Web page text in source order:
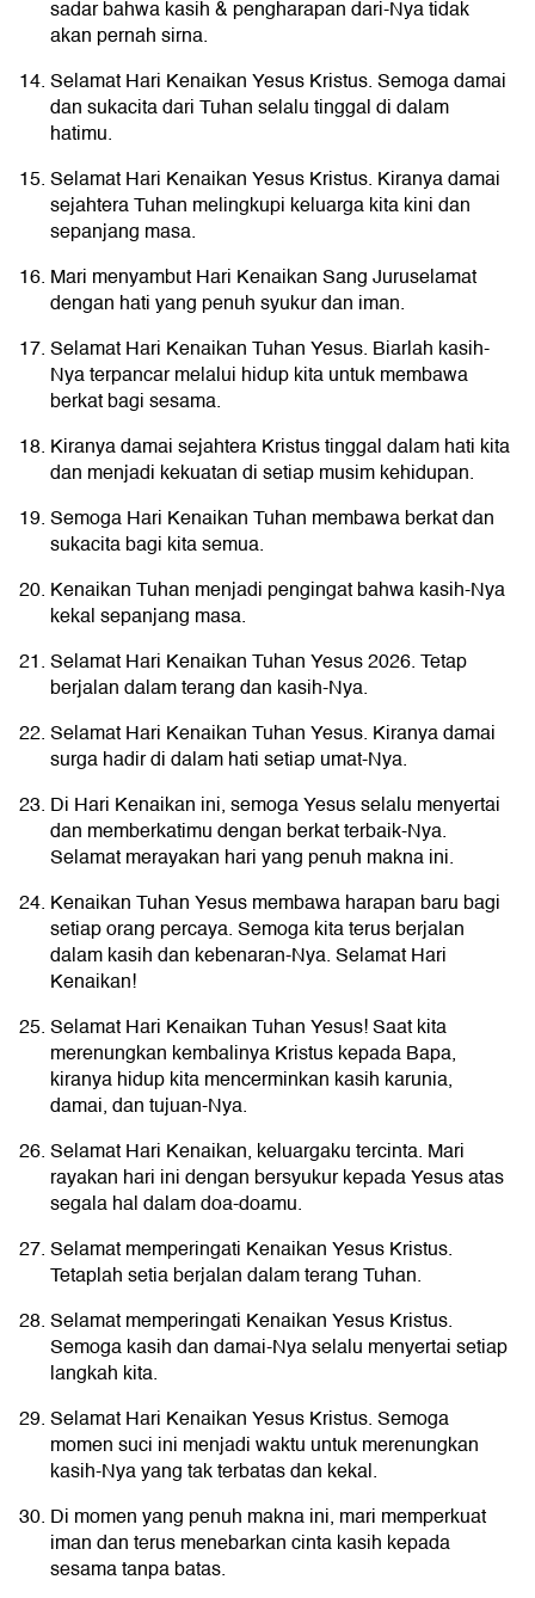
sadar bahwa kasih & pengharapan dari-Nya tidak
akan pernah sirna.
Selamat Hari Kenaikan Yesus Kristus. Semoga damai
dan sukacita dari Tuhan selalu tinggal di dalam
hatimu.
Selamat Hari Kenaikan Yesus Kristus. Kiranya damai
sejahtera Tuhan melingkupi keluarga kita kini dan
sepanjang masa.
Mari menyambut Hari Kenaikan Sang Juruselamat
dengan hati yang penuh syukur dan iman.
Selamat Hari Kenaikan Tuhan Yesus. Biarlah kasih-
Nya terpancar melalui hidup kita untuk membawa
berkat bagi sesama.
Kiranya damai sejahtera Kristus tinggal dalam hati kita
dan menjadi kekuatan di setiap musim kehidupan.
Semoga Hari Kenaikan Tuhan membawa berkat dan
sukacita bagi kita semua.
Kenaikan Tuhan menjadi pengingat bahwa kasih-Nya
kekal sepanjang masa.
Selamat Hari Kenaikan Tuhan Yesus 2026. Tetap
berjalan dalam terang dan kasih-Nya.
Selamat Hari Kenaikan Tuhan Yesus. Kiranya damai
surga hadir di dalam hati setiap umat-Nya.
Di Hari Kenaikan ini, semoga Yesus selalu menyertai
dan memberkatimu dengan berkat terbaik-Nya.
Selamat merayakan hari yang penuh makna ini.
Kenaikan Tuhan Yesus membawa harapan baru bagi
setiap orang percaya. Semoga kita terus berjalan
dalam kasih dan kebenaran-Nya. Selamat Hari
Kenaikan!
Selamat Hari Kenaikan Tuhan Yesus! Saat kita
merenungkan kembalinya Kristus kepada Bapa,
kiranya hidup kita mencerminkan kasih karunia,
damai, dan tujuan-Nya.
Selamat Hari Kenaikan, keluargaku tercinta. Mari
rayakan hari ini dengan bersyukur kepada Yesus atas
segala hal dalam doa-doamu.
Selamat memperingati Kenaikan Yesus Kristus.
Tetaplah setia berjalan dalam terang Tuhan.
Selamat memperingati Kenaikan Yesus Kristus.
Semoga kasih dan damai-Nya selalu menyertai setiap
langkah kita.
Selamat Hari Kenaikan Yesus Kristus. Semoga
momen suci ini menjadi waktu untuk merenungkan
kasih-Nya yang tak terbatas dan kekal.
Di momen yang penuh makna ini, mari memperkuat
iman dan terus menebarkan cinta kasih kepada
sesama tanpa batas.